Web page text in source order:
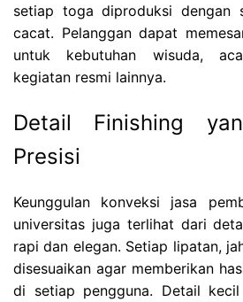
setiap toga diproduksi dengan
cacat. Pelanggan dapat
untuk kebutuhan wisuda,
kegiatan resmi lainnya.
Detail Finishing
Presisi
Keunggulan konveksi jasa
universitas juga terlihat dari
rapi dan elegan. Setiap lipatan,
disesuaikan agar memberikan
di setiap pengguna. Detail